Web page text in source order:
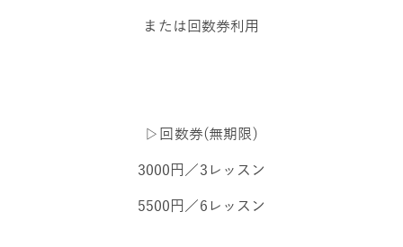
または回数券利用
▷回数券(無期限)
3000円／3レッスン
5500円／6レッスン